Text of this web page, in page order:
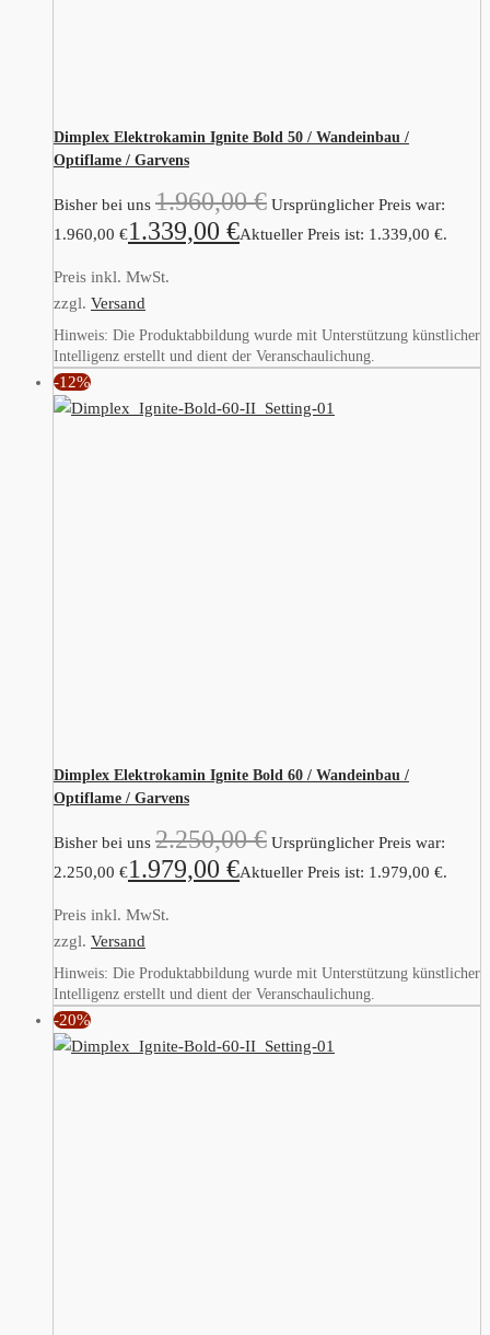
Dimplex Elektrokamin Ignite Bold 50 / Wandeinbau /
Optiflame / Garvens
Bisher bei uns 1.960,00€ Ursprünglicher Preis war:
1.960,00 €1.339,00 €Aktueller Preis ist: 1.339,00 €.
Preis inkl. MwSt.
zzgl. Versand
Hinweis: Die Produktabbildung wurde mit Unterstützung künstlicher
Intelligenz erstellt und dient der Veranschaulichung.
-12%
Dimplex Elektrokamin Ignite Bold 60 / Wandeinbau /
Optiflame / Garvens
Bisher bei uns 2.250,00€ Ursprünglicher Preis war:
2.250,00 €1.979,00 €Aktueller Preis ist: 1.979,00 €.
Preis inkl. MwSt.
zzgl. Versand
Hinweis: Die Produktabbildung wurde mit Unterstützung künstlicher
Intelligenz erstellt und dient der Veranschaulichung.
-20%